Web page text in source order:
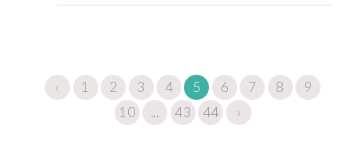
‹ 1 2 3 4 5 6 7 8
9
10
... 43 44 ›